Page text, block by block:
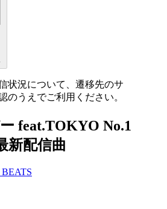
状況について、遷移先のサ
のうえでご利用ください。
feat.TOKYO No.1
新配信曲